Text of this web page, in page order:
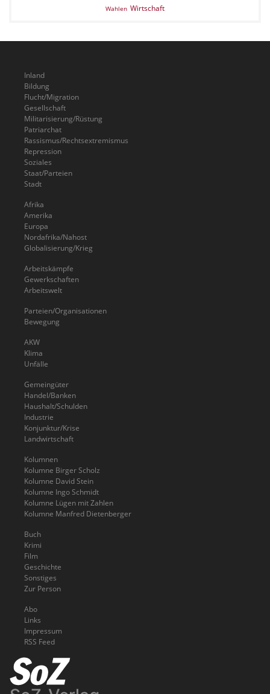
Wahlen Wirtschaft
Inland
Bildung
Flucht/Migration
Gesellschaft
Militarisierung/Rüstung
Patriarchat
Rassismus/Rechtsextremismus
Repression
Soziales
Staat/Parteien
Stadt
Afrika
Amerika
Europa
Nordafrika/Nahost
Globalisierung/Krieg
Arbeitskämpfe
Gewerkschaften
Arbeitswelt
Parteien/Organisationen
Bewegung
AKW
Klima
Unfälle
Gemeingüter
Handel/Banken
Haushalt/Schulden
Industrie
Konjunktur/Krise
Landwirtschaft
Kolumnen
Kolumne Birger Scholz
Kolumne David Stein
Kolumne Ingo Schmidt
Kolumne Lügen mit Zahlen
Kolumne Manfred Dietenberger
Buch
Krimi
Film
Geschichte
Sonstiges
Zur Person
Abo
Links
Impressum
RSS Feed